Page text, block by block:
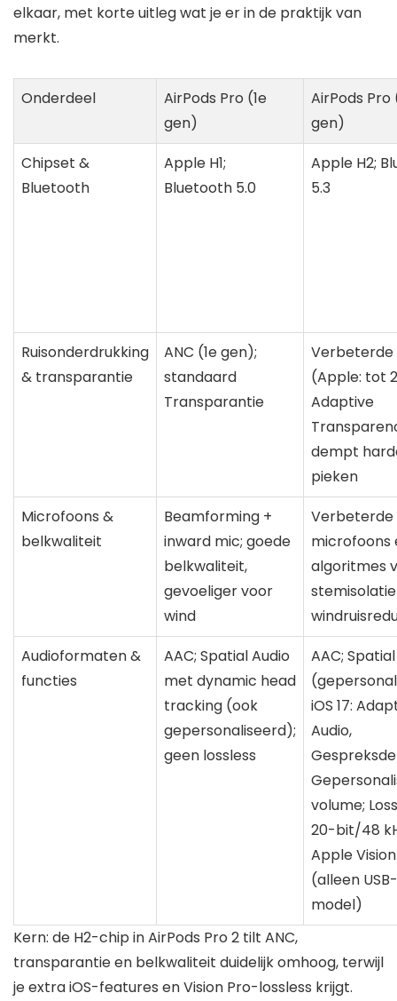
elkaar, met korte uitleg wat je er in de praktijk van
merkt.
Onderdeel
AirPods Pro (1e
gen)
AirPods Pro
gen)
Chipset &
Bluetooth
Apple H1;
Bluetooth 5.0
Apple H2;
5.3
Ruisonderdrukking
& transparantie
ANC (1e gen);
standaard
Transparantie
Verbeterde
(Apple: tot
Adaptive
dempt
pieken
Microfoons &
belkwaliteit
Beamforming +
inward mic; goede
belkwaliteit,
gevoeliger voor
wind
Verbeterde
microfoons
algoritmes
Audioformaten &
functies
AAC; Spatial Audio
met dynamic head
tracking (ook
gepersonaliseerd);
geen lossless
AAC;
iOS 17:
Audio,
volume;
20-bit/48
Apple
(alleen
model)
Kern: de H2-chip in AirPods Pro 2 tilt ANC,
transparantie en belkwaliteit duidelijk omhoog, terwijl
je extra iOS-features en Vision Pro-lossless krijgt.